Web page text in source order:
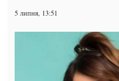
5 липня, 13:51